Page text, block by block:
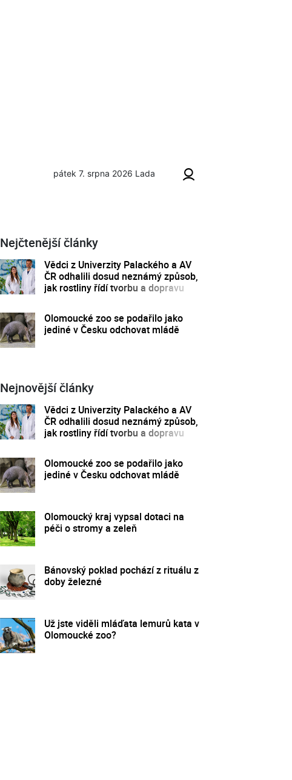
pátek 7. srpna 2026 Lada
Nejčtenější články
Vědci z Univerzity Palackého a AV
ČR odhalili dosud neznámý způsob,
jak rostliny řídí tvorbu a dopravu
Olomoucké zoo se podařilo jako
jediné v Česku odchovat mládě
Nejnovější články
Vědci z Univerzity Palackého a AV
ČR odhalili dosud neznámý způsob,
jak rostliny řídí tvorbu a dopravu
Olomoucké zoo se podařilo jako
jediné v Česku odchovat mládě
Olomoucký kraj vypsal dotaci na
péči o stromy a zeleň
Bánovský poklad pochází z rituálu z
doby železné
Už jste viděli mláďata lemurů kata v
Olomoucké zoo?